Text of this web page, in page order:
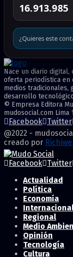
16.913.985
¿Quieres este
Nace un diario
oferta periodística en
medios tradicionales,
desarrollo
© Empresa Editora
mudosocial.com Lima
Facebook Twitter
@2022 -
creado por
Facebook Twitter
Actualidad
Política
Economía
Regional
Medio
Opinión
Tecnología
Cultura